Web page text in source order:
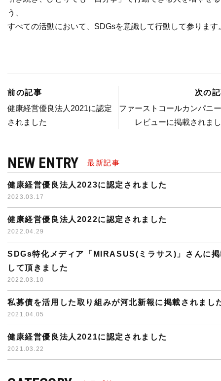
う、
すべての活動において、SDGsを意識して行動して参ります
前の記事
健康経営優良法人2021に認定
されました
次の
ファーストコールカンパニ
レビューに掲載されま
NEW ENTRY 最新記事
健康経営優良法人2023に認定されました
2023.03.17
健康経営優良法人2022に認定されました
2022.04.29
SDGs特化メディア「MIRASUS(ミラサス)」さんに
して頂きました
2022.03.10
私募債を活用した取り組みが河北新報に掲載されまし
2021.04.05
健康経営優良法人2021に認定されました
2021.03.22